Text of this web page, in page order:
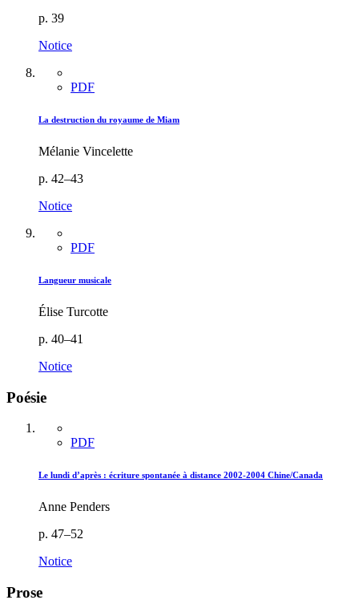
p. 39
Notice
PDF
La destruction du royaume de Miam
Mélanie Vincelette
p. 42–43
Notice
PDF
Langueur musicale
Élise Turcotte
p. 40–41
Notice
Poésie
PDF
Le lundi d’après : écriture spontanée à distance 2002-2004 Chine/Canada
Anne Penders
p. 47–52
Notice
Prose